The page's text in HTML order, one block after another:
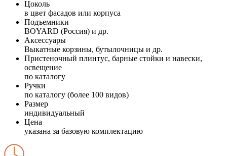
Цоколь
в цвет фасадов или корпуса
Подъемники
BOYARD (Россия) и др.
Аксессуары
Выкатные корзины, бутылочницы и др.
Пристеночный плинтус, барные стойки и навески,
освещение
по каталогу
Ручки
по каталогу (более 100 видов)
Размер
индивидуальный
Цена
указана за базовую комплектацию